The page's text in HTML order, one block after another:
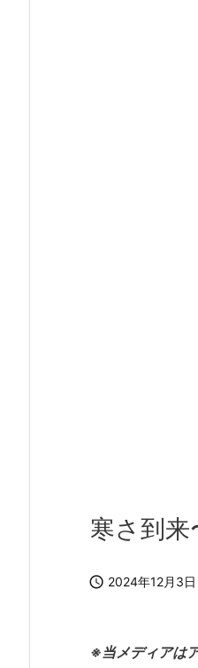
寒さ到
 2024年12月3日
※当メディアは